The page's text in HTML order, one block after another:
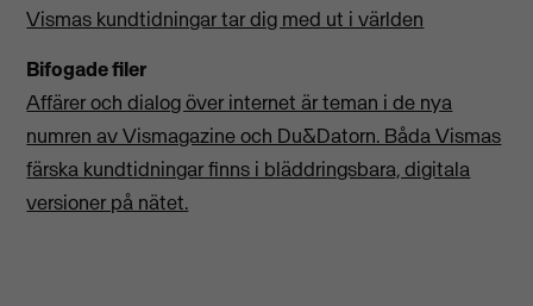
Vismas kundtidningar tar dig med ut i världen
Bifogade filer
Affärer och dialog över internet är teman i de nya
numren av Vismagazine och Du&Datorn. Båda Vismas
färska kundtidningar finns i bläddringsbara, digitala
versioner på nätet.